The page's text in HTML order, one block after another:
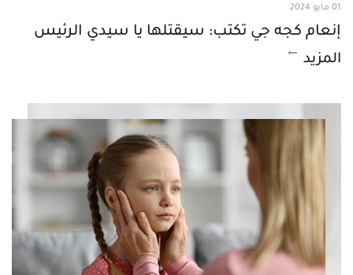
01 مايو 2024
إنعام كجه جي تكتب: سيقتلها يا سيدي الرئيس
المزيد